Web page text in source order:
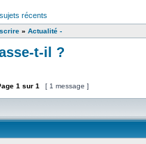
récents
» Actualité -
t-il ?
1 sur 1 [ 1 message ]